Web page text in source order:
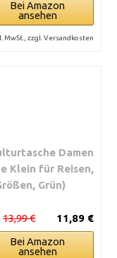
Bei Amazon
ansehen
MwSt., zzgl. Versandkosten
Damen
Klein für Reisen,
Grün)
11,89 €
13,99 €
Bei Amazon
ansehen